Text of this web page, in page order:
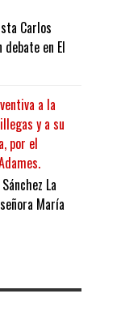
Carlos
en El
a la
y a su
por el
La
María